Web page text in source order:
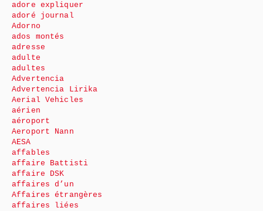
adore expliquer
adoré journal
Adorno
ados montés
adresse
adulte
adultes
Advertencia
Advertencia Lirika
Aerial Vehicles
aérien
aéroport
Aeroport Nann
AESA
affables
affaire Battisti
affaire DSK
affaires d’un
Affaires étrangères
affaires liées